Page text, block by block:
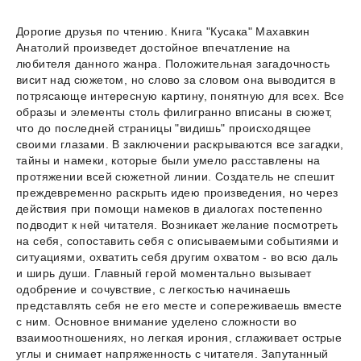
Дорогие друзья по чтению. Книга "Кусака" Махавкин
Анатолий произведет достойное впечатление на
любителя данного жанра. Положительная загадочность
висит над сюжетом, но слово за словом она выводится в
потрясающе интересную картину, понятную для всех. Все
образы и элементы столь филигранно вписаны в сюжет,
что до последней страницы "видишь" происходящее
своими глазами. В заключении раскрываются все загадки,
тайны и намеки, которые были умело расставлены на
протяжении всей сюжетной линии. Создатель не спешит
преждевременно раскрыть идею произведения, но через
действия при помощи намеков в диалогах постепенно
подводит к ней читателя. Возникает желание посмотреть
на себя, сопоставить себя с описываемыми событиями и
ситуациями, охватить себя другим охватом - во всю даль
и ширь души. Главный герой моментально вызывает
одобрение и сочувствие, с легкостью начинаешь
представлять себя не его месте и сопереживаешь вместе
с ним. Основное внимание уделено сложности во
взаимоотношениях, но легкая ирония, сглаживает острые
углы и снимает напряженность с читателя. Запутанный